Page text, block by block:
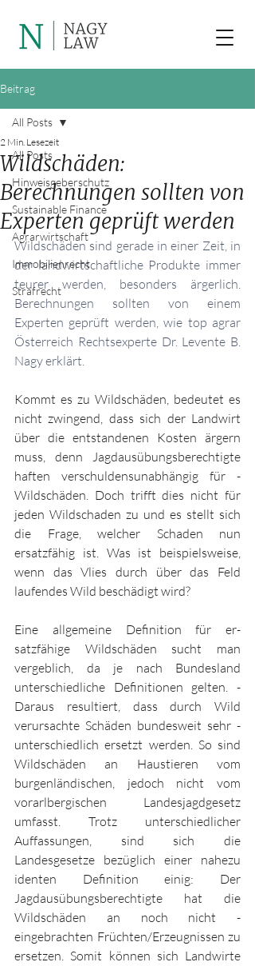
Beitrag
All Posts
Hinweisgeberschutz
Sustainable Finance
Agrarwirtschaft
Immobilienrecht
Strafrecht
All Posts
Wildschäden:
Berechnungen sollten von
Experten geprüft werden
2 Min. Lesezeit
Wildschäden sind gerade in einer Zeit, in
der landwirtschaftliche Produkte immer
teurer werden, besonders ärgerlich.
Berechnungen sollten von einem
Experten geprüft werden, wie top agrar
Österreich Rechtsexperte Dr. Levente B.
Nagy erklärt.
Kommt es zu Wildschäden, bedeutet es
nicht zwingend, dass sich der Landwirt
über die entstandenen ­Kosten ärgern
muss, denn Jagdausübungsberechtigte
haften verschuldensunabhängig für ­
Wildschäden. Doch trifft dies nicht für
jeden Wild­schaden zu und es stellt sich
die Frage, ­welcher Schaden nun
ersatzfähig ist. Was ist beispielsweise,
wenn das Vlies durch über das Feld
laufendes Wild ­beschädigt wird?
Eine allgemeine Definition für er­
satzfähige Wildschäden sucht man
vergeblich, da je nach Bundesland
unterschiedliche Definitionen gelten. ­
Daraus resultiert, dass durch Wild
verursachte Schäden bundesweit sehr ­
unterschiedlich ersetzt werden. So sind
Wildschäden an Haustieren vom
burgenländischen, jedoch nicht vom
vorarl­bergischen Landesjagdgesetz
umfasst. Trotz unterschiedlicher
Auffassungen, sind sich die
Landesgesetze be­züglich einer nahezu
identen Definition einig: Der
Jagdausübungsberechtigte hat die
Wildschäden an noch nicht ­
eingebrachten Früchten/Erzeugnissen zu
ersetzen. Somit können sich Landwirte